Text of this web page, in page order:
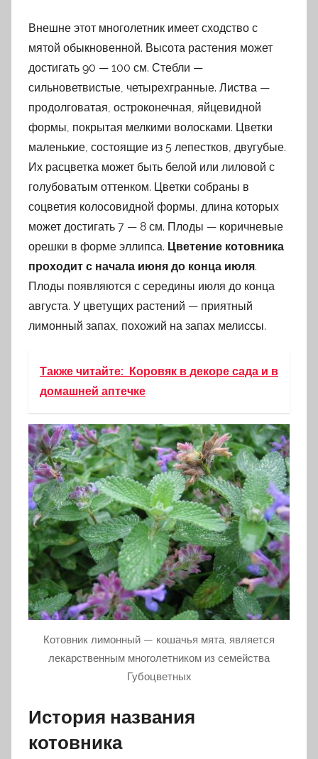
Внешне этот многолетник имеет сходство с
мятой обыкновенной. Высота растения может
достигать 90 — 100 см. Стебли —
сильноветвистые, четырехгранные. Листва —
продолговатая, остроконечная, яйцевидной
формы, покрытая мелкими волосками. Цветки
маленькие, состоящие из 5 лепестков, двугубые.
Их расцветка может быть белой или лиловой с
голубоватым оттенком. Цветки собраны в
соцветия колосовидной формы, длина которых
может достигать 7 — 8 см. Плоды — коричневые
орешки в форме эллипса. Цветение котовника
проходит с начала июня до конца июля.
Плоды появляются с середины июля до конца
августа. У цветущих растений — приятный
лимонный запах, похожий на запах мелиссы.
Также читайте: Коровяк в декоре сада и в
домашней аптечке
Котовник лимонный — кошачья мята, является
лекарственным многолетником из семейства
Губоцветных
История названия
котовника